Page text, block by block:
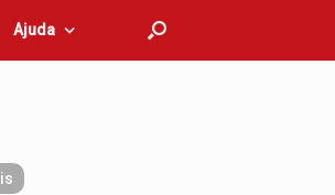
Ajuda